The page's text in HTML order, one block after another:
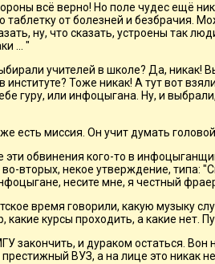
всё верно! Но поле чудес ещё
таблетку от болезней и безбрачия.
ну, что сказать, устроены так
... "
учителей в школе? Да, никак!
институте? Тоже никак! А тут вот
гуру, или инфоцыгана. Ну, и
есть миссия. Он учит думать
эти обвинения кого-то в
вторых, некое утверждение, типа:
несите мне, я честный
время говорили, какую музыку
какие курсы проходить, а какие нет.
закончить, и дураком остаться. Вон
ВУЗ, а на лице это никак